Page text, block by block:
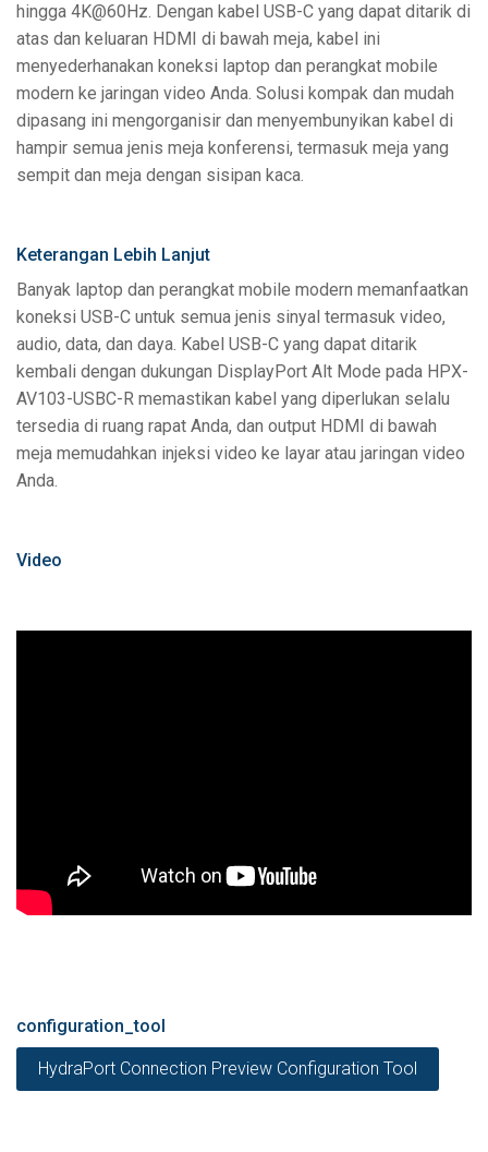
hingga 4K@60Hz. Dengan kabel USB-C yang dapat ditarik di
atas dan keluaran HDMI di bawah meja, kabel ini
menyederhanakan koneksi laptop dan perangkat mobile
modern ke jaringan video Anda. Solusi kompak dan mudah
dipasang ini mengorganisir dan menyembunyikan kabel di
hampir semua jenis meja konferensi, termasuk meja yang
sempit dan meja dengan sisipan kaca.
Keterangan Lebih Lanjut
Banyak laptop dan perangkat mobile modern memanfaatkan
koneksi USB-C untuk semua jenis sinyal termasuk video,
audio, data, dan daya. Kabel USB-C yang dapat ditarik
kembali dengan dukungan DisplayPort Alt Mode pada HPX-
AV103-USBC-R memastikan kabel yang diperlukan selalu
tersedia di ruang rapat Anda, dan output HDMI di bawah
meja memudahkan injeksi video ke layar atau jaringan video
Anda.
Video
configuration_tool
HydraPort Connection Preview Configuration Tool